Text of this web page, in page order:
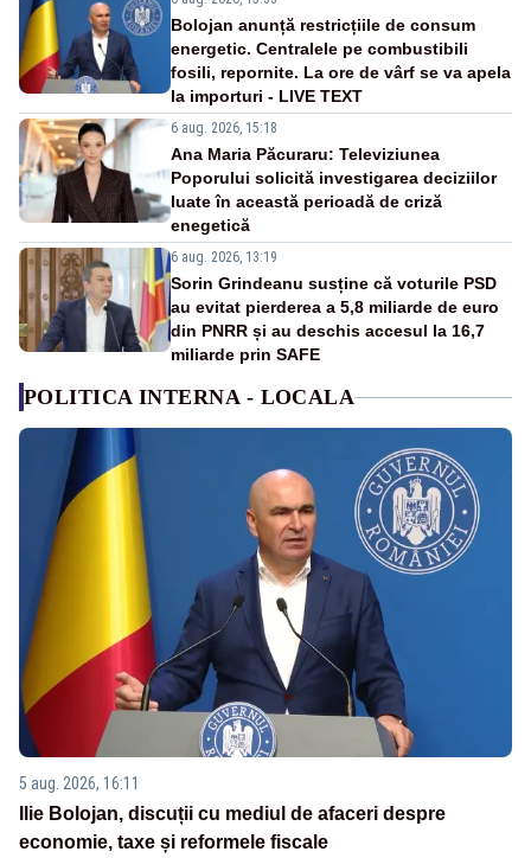
Bolojan anunță restricțiile de consum
energetic. Centralele pe combustibili
fosili, repornite. La ore de vârf se va apela
la importuri - LIVE TEXT
6 aug. 2026, 15:18
Ana Maria Păcuraru: Televiziunea
Poporului solicită investigarea deciziilor
luate în această perioadă de criză
enegetică
6 aug. 2026, 13:19
Sorin Grindeanu susține că voturile PSD
au evitat pierderea a 5,8 miliarde de euro
din PNRR și au deschis accesul la 16,7
miliarde prin SAFE
POLITICA INTERNA - LOCALA
5 aug. 2026, 16:11
Ilie Bolojan, discuții cu mediul de afaceri despre
economie, taxe și reformele fiscale